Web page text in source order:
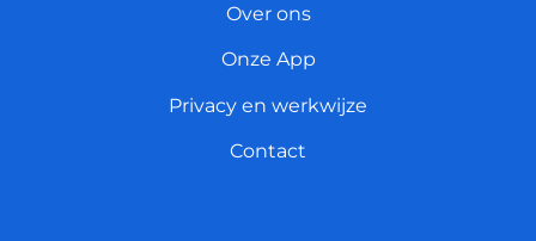
Over ons
Onze App
Privacy en werkwijze
Contact